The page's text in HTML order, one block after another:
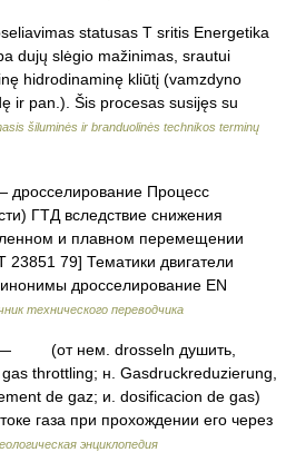
statusas T sritis Energetika
dujų slėgio mažinimas, srautui
hidrodinaminę kliūtį (vamzdyno
ir pan.). Šis procesas susijęs su
šiluminės ir branduolinės technikos terminų
дросселирование Процесс
ГТД вследствие снижения
и плавном перемещении
79] Тематики двигатели
дросселирование EN
технического переводчика
(от нем. drosseln душить,
throttling; н. Gasdruckreduzierung,
de gaz; и. dosificacion de gas)
газа при прохождении его через
энциклопедия